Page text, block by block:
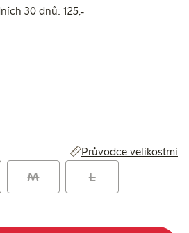
30 dnů: 125,-Nejnižší cena za
Průvodce velikostmi
M L